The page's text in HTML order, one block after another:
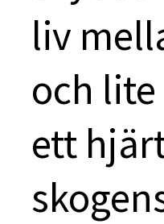
liv
och
ett